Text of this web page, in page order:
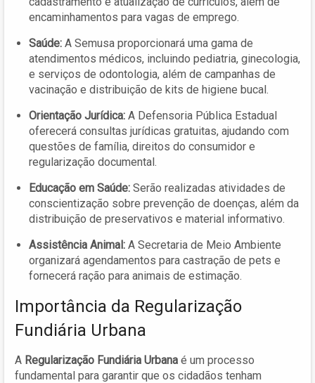
encaminhamentos para vagas de emprego.
Saúde: A Semusa proporcionará uma gama de
atendimentos médicos, incluindo pediatria, ginecologia,
e serviços de odontologia, além de campanhas de
vacinação e distribuição de kits de higiene bucal.
Orientação Jurídica: A Defensoria Pública Estadual
oferecerá consultas jurídicas gratuitas, ajudando com
questões de família, direitos do consumidor e
regularização documental.
Educação em Saúde: Serão realizadas atividades de
conscientização sobre prevenção de doenças, além da
distribuição de preservativos e material informativo.
Assistência Animal: A Secretaria de Meio Ambiente
organizará agendamentos para castração de pets e
fornecerá ração para animais de estimação.
Importância da Regularização
Fundiária Urbana
A Regularização Fundiária Urbana é um processo
fundamental para garantir que os cidadãos tenham